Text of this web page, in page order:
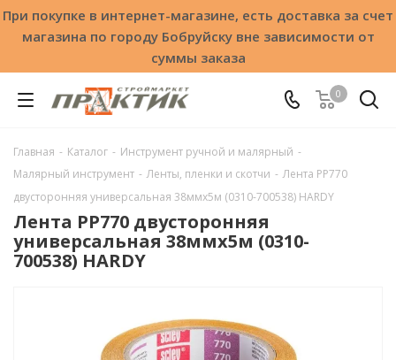
При покупке в интернет-магазине, есть доставка за счет
магазина по городу Бобруйску вне зависимости от
суммы заказа
0
Главная - Каталог - Инструмент ручной и малярный -
Малярный инструмент - Ленты, пленки и скотчи - Лента PP770
двусторонняя универсальная 38ммx5м (0310-700538) HARDY
Лента PP770 двусторонняя
универсальная 38ммx5м (0310-
700538) HARDY